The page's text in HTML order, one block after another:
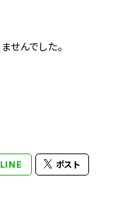
せんでした。
LINE ポスト